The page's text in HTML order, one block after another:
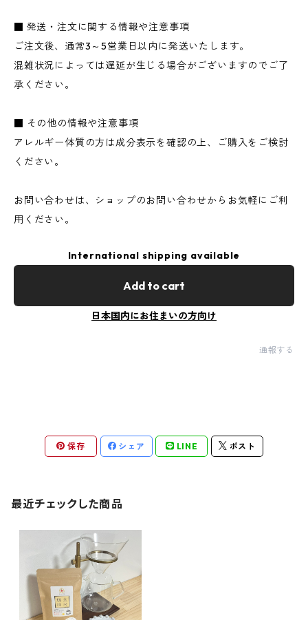
■ 発送・注文に関する情報や注意事項
ご注文後、通常3～5営業日以内に発送いたします。
混雑状況によっては遅延が生じる場合がございますのでご了
承ください。
■ その他の情報や注意事項
アレルギー体質の方は成分表示を確認の上、ご購入をご検討
ください。
お問い合わせは、ショップのお問い合わせからお気軽にご利
用ください。
International shipping available
Add to cart
日本国内にお住まいの方向け
通報する
保存 シェア LINE ポスト
最近チェックした商品